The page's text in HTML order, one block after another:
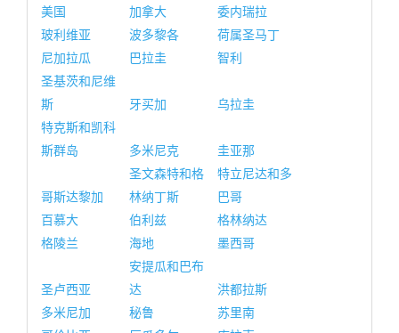
美国 加拿大
委内瑞拉
玻利维亚
波多黎各
荷属圣马丁
尼加拉瓜
巴拉圭
智利
圣基茨和尼维
斯
牙买加
乌拉圭
特克斯和凯科
斯群岛
多米尼克 圭亚那
哥斯达黎加
圣文森特和格
林纳丁斯
特立尼达和多
巴哥
百慕大
伯利兹
格林纳达
格陵兰
海地 墨西哥
圣卢西亚
安提瓜和巴布
达
洪都拉斯
多米尼加
秘鲁
苏里南